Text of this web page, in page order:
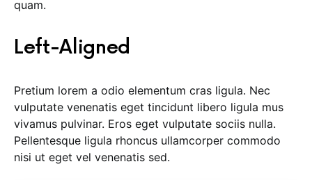
quam.
Left-Aligned
Pretium lorem a odio elementum cras ligula. Nec
vulputate venenatis eget tincidunt libero ligula mus
vivamus pulvinar. Eros eget vulputate sociis nulla.
Pellentesque ligula rhoncus ullamcorper commodo
nisi ut eget vel venenatis sed.